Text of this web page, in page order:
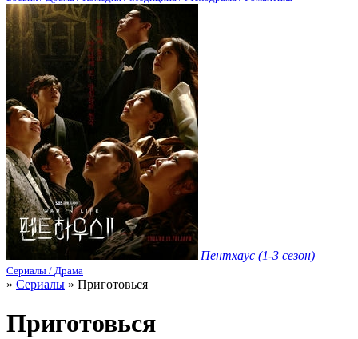
Пентхаус (1-3 сезон)
Сериалы / Драма
» Сериалы » Приготовься
Приготовься